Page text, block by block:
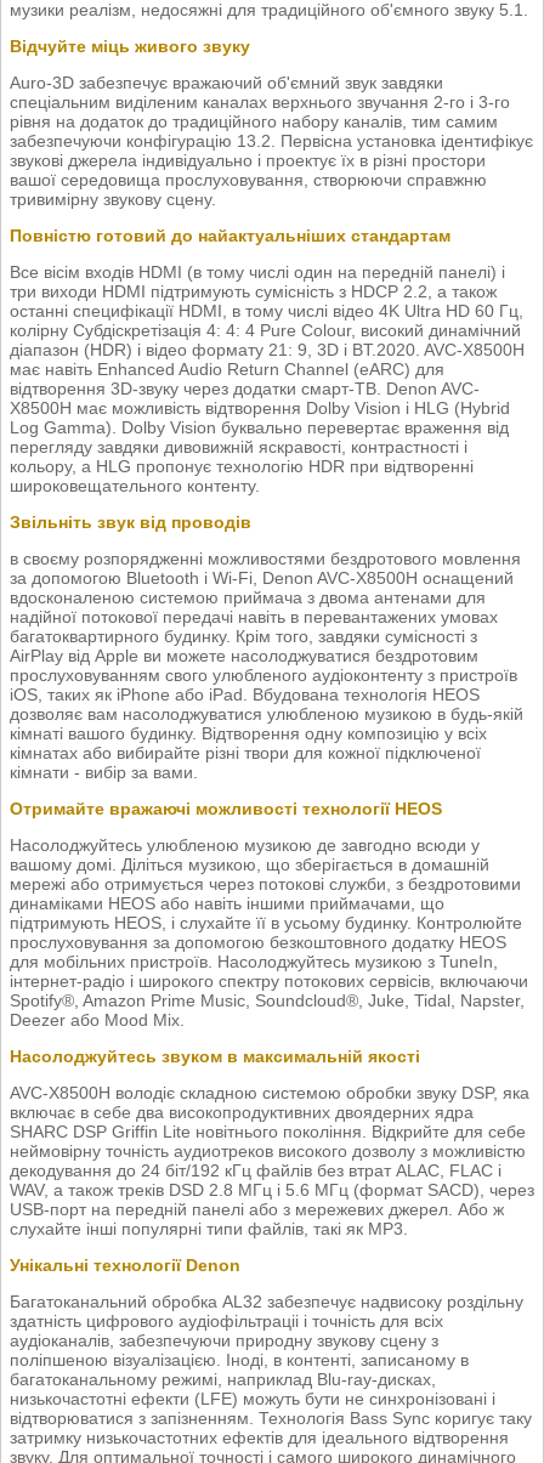
музики реалізм, недосяжні для традиційного об'ємного звуку 5.1.
Відчуйте міць живого звуку
Auro-3D забезпечує вражаючий об'ємний звук завдяки
спеціальним виділеним каналах верхнього звучання 2-го і 3-го
рівня на додаток до традиційного набору каналів, тим самим
забезпечуючи конфігурацію 13.2. Первісна установка ідентифікує
звукові джерела індивідуально і проектує їх в різні простори
вашої середовища прослуховування, створюючи справжню
тривимірну звукову сцену.
Повністю готовий до найактуальніших стандартам
Все вісім входів HDMI (в тому числі один на передній панелі) і
три виходи HDMI підтримують сумісність з HDCP 2.2, а також
останні специфікації HDMI, в тому числі відео 4K Ultra HD 60 Гц,
колірну Субдіскретізація 4: 4: 4 Pure Colour, високий динамічний
діапазон (HDR) і відео формату 21: 9, 3D і BT.2020. AVC-X8500H
має навіть Enhanced Audio Return Channel (eARC) для
відтворення 3D-звуку через додатки смарт-ТВ. Denon AVC-
X8500H має можливість відтворення Dolby Vision і HLG (Hybrid
Log Gamma). Dolby Vision буквально перевертає враження від
перегляду завдяки дивовижній яскравості, контрастності і
кольору, а HLG пропонує технологію HDR при відтворенні
широковещательного контенту.
Звільніть звук від проводів
в своєму розпорядженні можливостями бездротового мовлення
за допомогою Bluetooth і Wi-Fi, Denon AVC-X8500H оснащений
вдосконаленою системою приймача з двома антенами для
надійної потокової передачі навіть в перевантажених умовах
багатоквартирного будинку. Крім того, завдяки сумісності з
AirPlay від Apple ви можете насолоджуватися бездротовим
прослуховуванням свого улюбленого аудіоконтенту з пристроїв
iOS, таких як iPhone або iPad. Вбудована технологія HEOS
дозволяє вам насолоджуватися улюбленою музикою в будь-якій
кімнаті вашого будинку. Відтворення одну композицію у всіх
кімнатах або вибирайте різні твори для кожної підключеної
кімнати - вибір за вами.
Отримайте вражаючі можливості технології HEOS
Насолоджуйтесь улюбленою музикою де завгодно всюди у
вашому домі. Діліться музикою, що зберігається в домашній
мережі або отримується через потокові служби, з бездротовими
динаміками HEOS або навіть іншими приймачами, що
підтримують HEOS, і слухайте її в усьому будинку. Контролюйте
прослуховування за допомогою безкоштовного додатку HEOS
для мобільних пристроїв. Насолоджуйтесь музикою з TuneIn,
інтернет-радіо і широкого спектру потокових сервісів, включаючи
Spotify®, Amazon Prime Music, Soundcloud®, Juke, Tidal, Napster,
Deezer або Mood Mix.
Насолоджуйтесь звуком в максимальній якості
AVC-X8500H володіє складною системою обробки звуку DSP, яка
включає в себе два високопродуктивних двоядерних ядра
SHARC DSP Griffin Lite новітнього покоління. Відкрийте для себе
неймовірну точність аудиотреков високого дозволу з можливістю
декодування до 24 біт/192 кГц файлів без втрат ALAC, FLAC і
WAV, а також треків DSD 2.8 МГц і 5.6 МГц (формат SACD), через
USB-порт на передній панелі або з мережевих джерел. Або ж
слухайте інші популярні типи файлів, такі як MP3.
Унікальні технології Denon
Багатоканальний обробка AL32 забезпечує надвисоку роздільну
здатність цифрового аудіофільтраціі і точність для всіх
аудіоканалів, забезпечуючи природну звукову сцену з
поліпшеною візуалізацією. Іноді, в контенті, записаному в
багатоканальному режимі, наприклад Blu-ray-дисках,
низькочастотні ефекти (LFE) можуть бути не синхронізовані і
відтворюватися з запізненням. Технологія Bass Sync коригує таку
затримку низькочастотних ефектів для ідеального відтворення
звуку. Для оптимальної точності і самого широкого динамічного